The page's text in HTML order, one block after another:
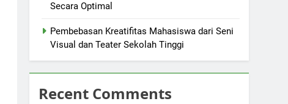
Secara Optimal
Pembebasan Kreatifitas Mahasiswa dari Seni
Visual dan Teater Sekolah Tinggi
Recent Comments